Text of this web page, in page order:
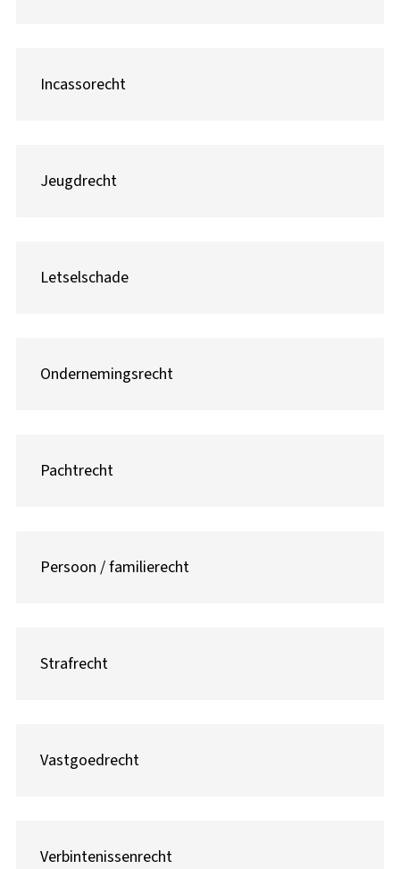
Incassorecht
Jeugdrecht
Letselschade
Ondernemingsrecht
Pachtrecht
Persoon / familierecht
Strafrecht
Vastgoedrecht
Verbintenissenrecht